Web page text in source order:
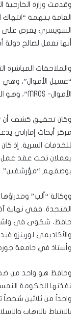
وقدمت وزارة
العامة بـتهمة “انتهاك
السويسري يفرض على
أنها تعمل لصالح
“غسيل الأموال”، وهي
الأموال- MROS”، وهو المعادل السويسري لـ Tracfin.
وكان تحقيق كشف أن
مركز أبحاث إماراتي
للخدمات السرية. إذ
يعملان تحت عقد
بوصفهم “مؤرشفين”.
ووكالة “ألب”
المتحدة. ففي نهاية
حافظ، شكوى في
والأكاديمي لورينزو
وأستاذ في جامعة
وحافظ هو واحد من
واحداً من ثلاثين
بالارتباط بالإرهاب